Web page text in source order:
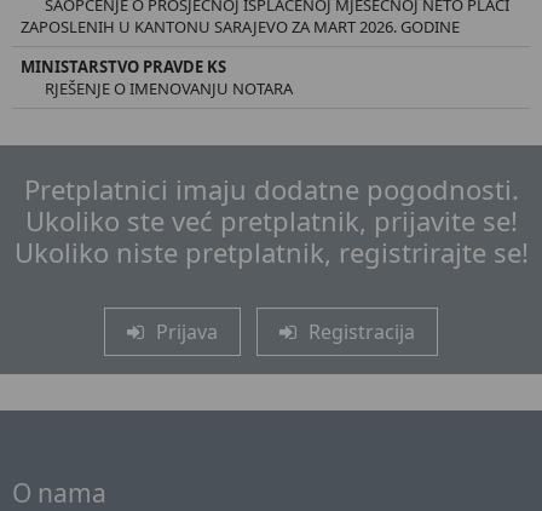
ZAPOSLENIH U KANTONU SARAJEVO ZA MART 2026. GODINE
MINISTARSTVO PRAVDE KS
RJEŠENJE O IMENOVANJU NOTARA
Pretplatnici imaju dodatne pogodnosti.
Ukoliko ste već pretplatnik, prijavite se!
Ukoliko niste pretplatnik, registrirajte se!
Prijava Registracija
O nama